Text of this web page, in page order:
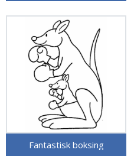
Fantastisk boksing